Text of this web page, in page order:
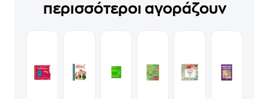
περισσότεροι αγοράζουν